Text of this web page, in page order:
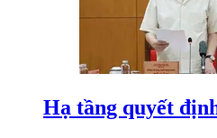
Hạ tầng quyết